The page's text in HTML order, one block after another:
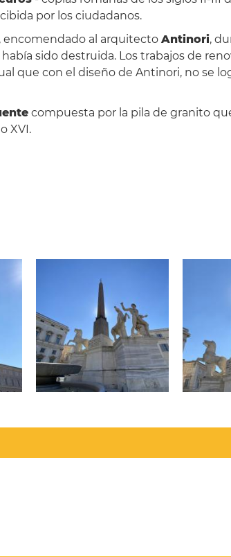
por los ciudadanos.
encomendado al arquitecto Antinori,
sido destruida. Los trabajos de
que con el diseño de Antinori, no se
compuesta por la pila de granito
XVI.